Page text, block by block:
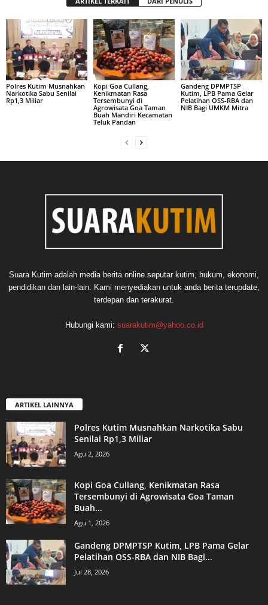
Polres Kutim Musnahkan
Narkotika Sabu Senilai
Rp1,3 Miliar
Kopi Goa Cullang,
Kenikmatan Rasa
Tersembunyi di
Agrowisata Goa Taman
Buah Mandiri Kecamatan
Teluk Pandan
Gandeng DPMPTSP
Kutim, LPB Pama Gelar
Pelatihan OSS-RBA dan
NIB Bagi UMKM Mitra
Suara Kutim adalah media berita online seputar kutim, hukum, ekonomi,
pendidikan dan lain-lain. Kami menyediakan untuk anda berita terupdate,
terdepan dan terakurat.
Hubungi kami: suarakutim@yahoo.co.id
ARTIKEL LAINNYA
Polres Kutim Musnahkan Narkotika Sabu
Senilai Rp1,3 Miliar
Agu 2, 2026
Kopi Goa Cullang, Kenikmatan Rasa
Tersembunyi di Agrowisata Goa Taman
Buah...
Agu 1, 2026
Gandeng DPMPTSP Kutim, LPB Pama Gelar
Pelatihan OSS-RBA dan NIB Bagi...
Jul 28, 2026